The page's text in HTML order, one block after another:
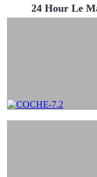
24 Hour Le